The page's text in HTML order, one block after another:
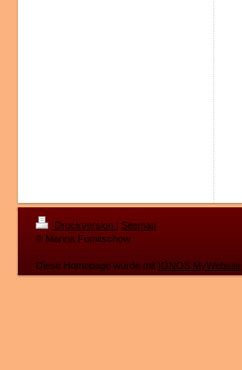
Druckversion
Sitemap
© Marina Fomitschow
Diese Homepage wurde mit IONOS MyWebsite